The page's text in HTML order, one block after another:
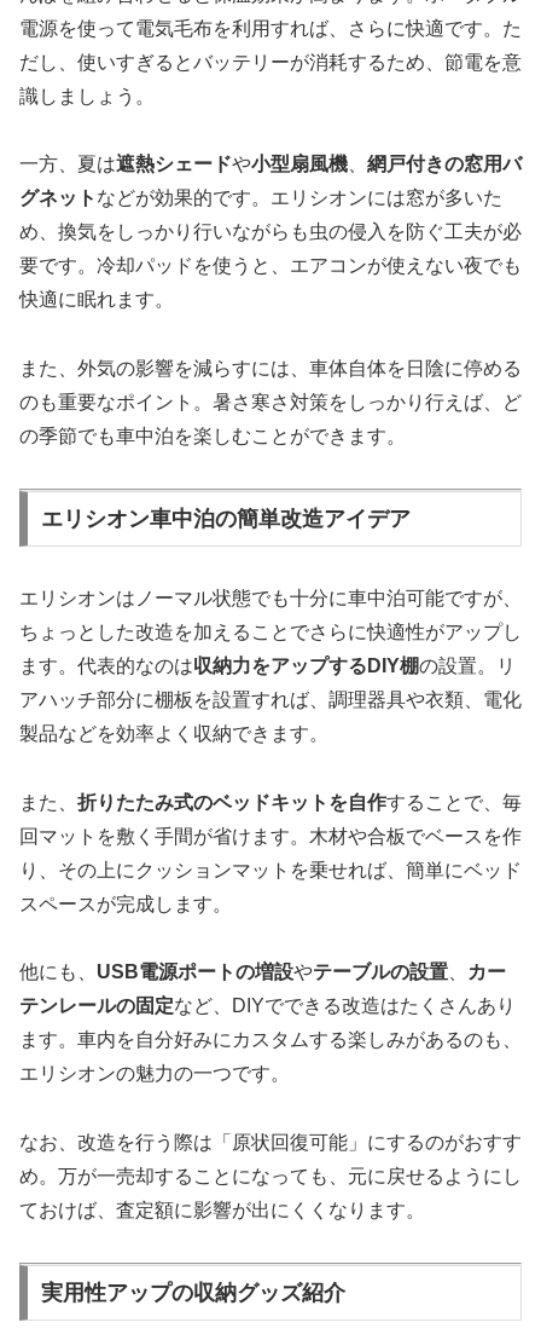
電源を使って電気毛布を利用すれば、さらに快適です。た
だし、使いすぎるとバッテリーが消耗するため、節電を意
識しましょう。
一方、夏は遮熱シェードや小型扇風機、 網戸付きの窓用バ
グネット などが効果的です。エリシオンには窓が多いた
め、換気をしっかり行いながらも虫の侵入を防ぐ工夫が必
要です。冷却パッドを使うと、エアコンが使えない夜でも
快適に眠れます。
また、外気の影響を減らすには、車体自体を日陰に停める
のも重要なポイント。暑さ寒さ対策をしっかり行えば、ど
の季節でも車中泊を楽しむことができます。
エリシオン車中泊の簡単改造アイデア
エリシオンはノーマル状態でも十分に車中泊可能ですが、
ちょっとした改造を加えることでさらに快適性がアップし
ます。代表的なのは収納力をアップするDIY棚の設置。リ
アハッチ部分に棚板を設置すれば、調理器具や衣類、電化
製品などを効率よく収納できます。
また、 折りたたみ式のベッドキットを自作することで、毎
回マットを敷く手間が省けます。木材や合板でベースを作
り、その上にクッションマットを乗せれば、簡単にベッド
スペースが完成します。
他にも、 USB電源ポートの増設やテーブルの設置
カー
テンレールの固定など、DIYでできる改造はたくさんあり
ます。車内を自分好みにカスタムする楽しみがあるのも、
エリシオンの魅力の一つです。
なお、改造を行う際は「原状回復可能」にするのがおすす
め。万が一売却することになっても、元に戻せるようにし
ておけば、査定額に影響が出にくくなります。
実用性アップの収納グッズ紹介